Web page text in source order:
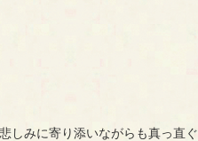
しみに寄り添いながらも真っ直ぐ